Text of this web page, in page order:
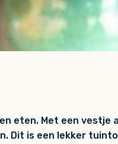
eten. Met een vestje
Dit is een lekker